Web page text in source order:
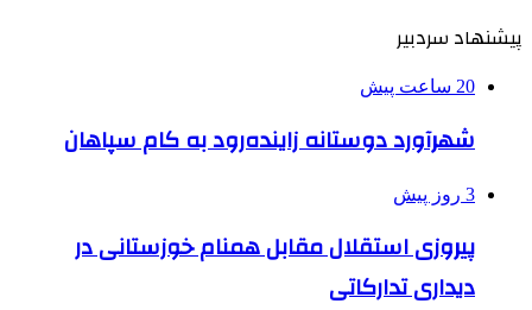
پیشنهاد سردبیر
20 ساعت پیش
شهرآورد دوستانه زاینده‌رود به کام سپاهان
3 روز پیش
پیروزی استقلال مقابل همنام خوزستانی در
دیداری تدارکاتی